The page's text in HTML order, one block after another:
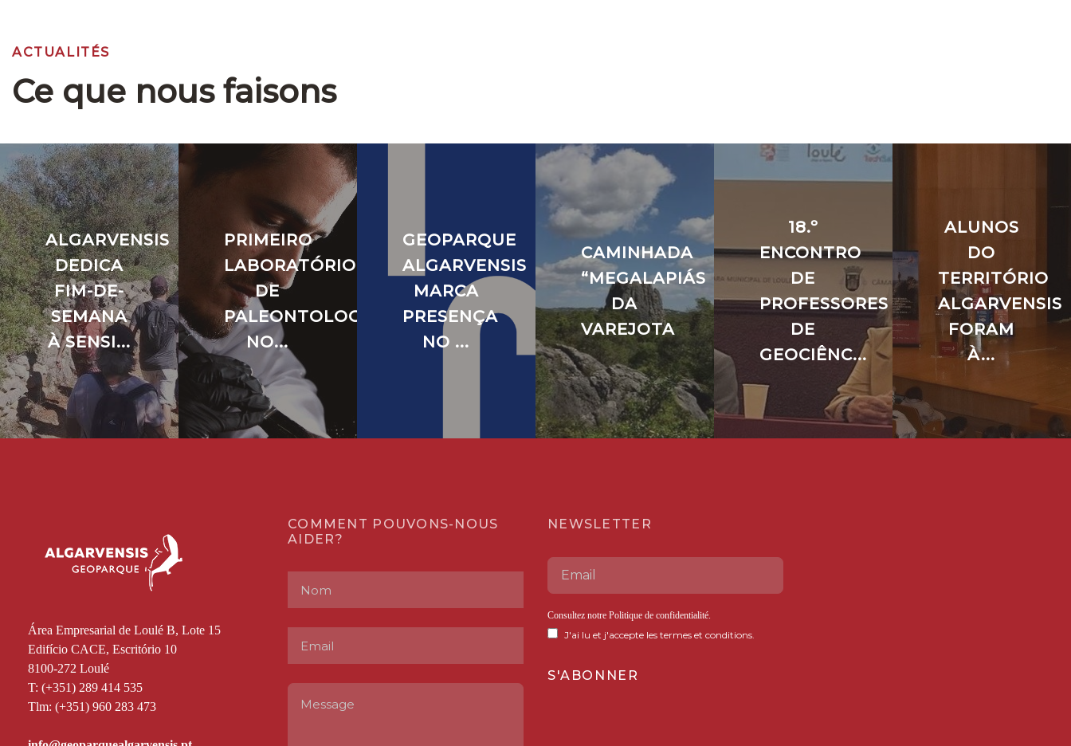
ACTUALITÉS
Ce que nous faisons
ALGARVENSIS
DEDICA
FIM-DE-
SEMANA
À SENSI...
PRIMEIRO
LABORATÓRIO
DE
PALEONTOLOGIA
NO...
GEOPARQUE
ALGARVENSIS
MARCA
PRESENÇA
NO ...
CAMINHADA
“MEGALAPIÁS
DA
VAREJOTA
18.º
ENCONTRO
DE
PROFESSORES
DE
GEOCIÊNC...
ALUNOS
DO
TERRITÓRIO
ALGARVENSIS
FORAM
À...
Área Empresarial de Loulé B, Lote 15
Edifício CACE, Escritório 10
8100-272 Loulé
T: (+351) 289 414 535
Tlm: (+351) 960 283 473
COMMENT POUVONS-NOUS
AIDER?
NEWSLETTER
Consultez notre Politique de confidentialité
J'ai lu et j'accepte les termes et conditions.